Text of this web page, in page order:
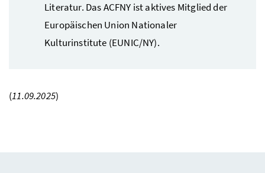
Literatur. DasACFNY ist aktives Mitglied der
Europäischen Union Nationaler
Kulturinstitute (EUNIC/NY).
(11.09.2025)